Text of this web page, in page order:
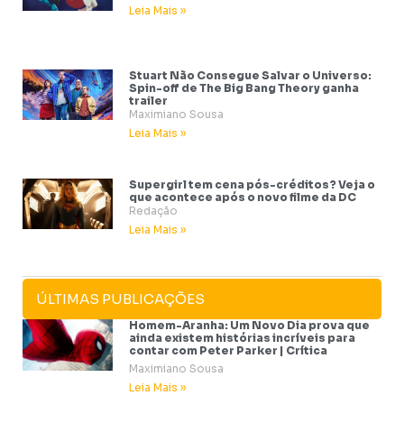
Leia Mais »
Stuart Não Consegue Salvar o Universo:
Spin-off de The Big Bang Theory ganha
trailer
Maximiano Sousa
Leia Mais »
Supergirl tem cena pós-créditos? Veja o
que acontece após o novo filme da DC
Redação
Leia Mais »
ÚLTIMAS PUBLICAÇÕES
Homem-Aranha: Um Novo Dia prova que
ainda existem histórias incríveis para
contar com Peter Parker | Crítica
Maximiano Sousa
Leia Mais »